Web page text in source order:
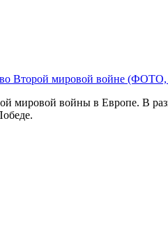
мировой войны в Европе. В